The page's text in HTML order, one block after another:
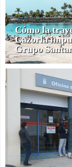
Cómo la
Cazorla
Grupo